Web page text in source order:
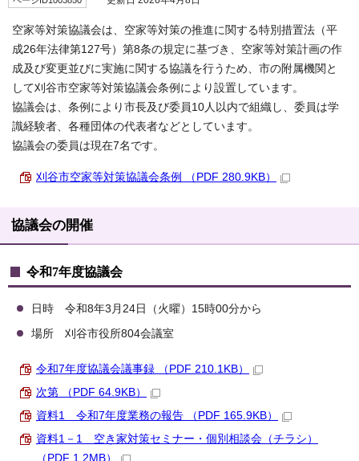
空家等対策協議会は、空家等対策の推進に関する特別措置法（平
成26年法律第127号）第8条の規定に基づき、空家等対策計画の作
成及び変更並びに実施に関する協議を行うため、市の附属機関と
して刈谷市空家等対策協議会条例により設置しています。
協議会は、条例により市長及び委員10人以内で組織し、委員は学
識経験者、各種団体の代表者などとしています。
協議会の委員は現在7名です。
刈谷市空家等対策協議会条例 （PDF 280.9KB）
協議会の開催
令和7年度協議会
日時 令和8年3月24日（火曜）15時00分から
場所 刈谷市役所804会議室
令和7年度協議会議事録 （PDF 210.1KB）
次第 （PDF 64.9KB）
資料1 令和7年度業務の報告 （PDF 165.9KB）
資料1－1 空き家対策セミナー・個別相談会（チラシ）
（PDF 1.2MB）